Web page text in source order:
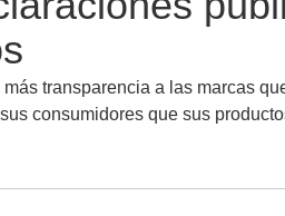
transparencia a las marcas
consumidores que sus